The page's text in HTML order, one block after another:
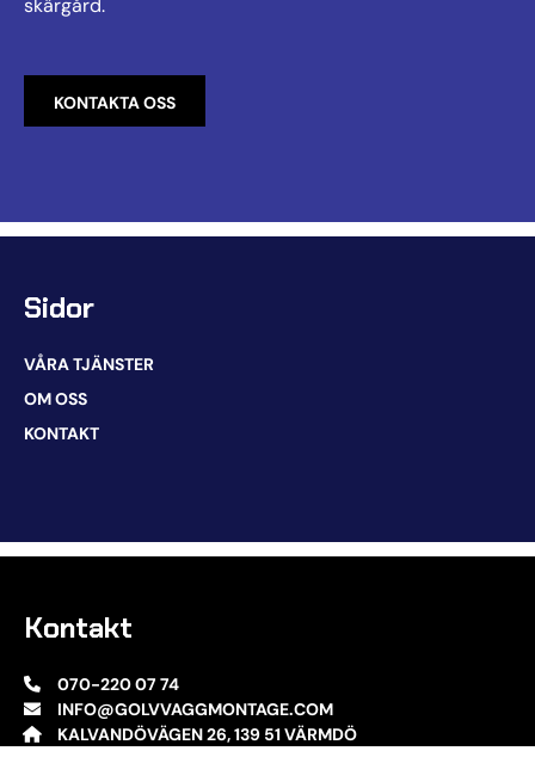
skärgård.
KONTAKTA OSS
Sidor
VÅRA TJÄNSTER
OM OSS
KONTAKT
Kontakt
070-220 07 74
INFO@GOLVVAGGMONTAGE.COM
KALVANDÖVÄGEN 26, 139 51 VÄRMDÖ